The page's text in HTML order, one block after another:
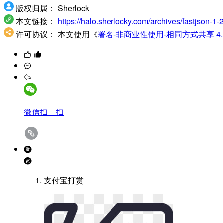
版权归属： Sherlock
本文链接： https://halo.sherlocky.com/archives/fastjson-
许可协议： 本文使用《署名-非商业性使用-相同方式共享
微信扫一扫
支付宝打赏